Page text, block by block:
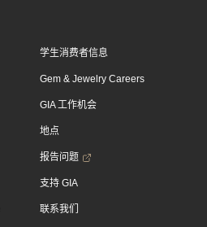
学生消费者信息
Gem & Jewelry Careers
GIA 工作机会
地点
报告问题
支持 GIA
联系我们